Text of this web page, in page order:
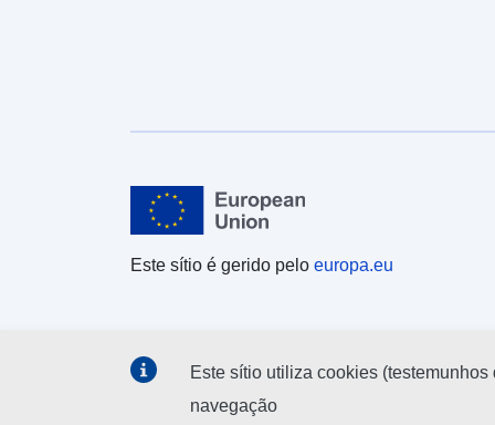
Este sítio é gerido pelo europa.eu
Este sítio utiliza cookies
navegação